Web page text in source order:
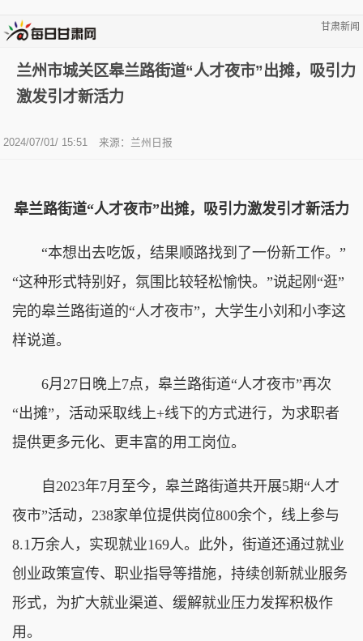
甘肃新闻
兰州市城关区皋兰路街道“人才夜市”出摊，吸引力
激发引才新活力
2024/07/01/ 15:51 来源：兰州日报
皋兰路街道“人才夜市”出摊，吸引力激发引才新活力
“本想出去吃饭，结果顺路找到了一份新工作。”
“这种形式特别好，氛围比较轻松愉快。”说起刚“逛”
完的皋兰路街道的“人才夜市”，大学生小刘和小李这
样说道。
6月27日晚上7点，皋兰路街道“人才夜市”再次
“出摊”，活动采取线上+线下的方式进行，为求职者
提供更多元化、更丰富的用工岗位。
自2023年7月至今，皋兰路街道共开展5期“人才
夜市”活动，238家单位提供岗位800余个，线上参与
8.1万余人，实现就业169人。此外，街道还通过就业
创业政策宣传、职业指导等措施，持续创新就业服务
形式，为扩大就业渠道、缓解就业压力发挥积极作
用。